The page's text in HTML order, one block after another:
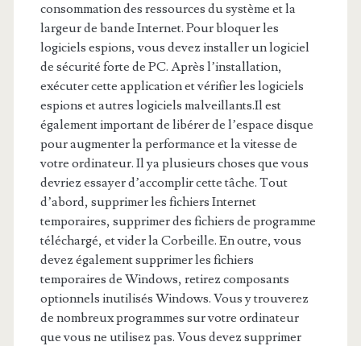
consommation des ressources du système et la
largeur de bande Internet. Pour bloquer les
logiciels espions, vous devez installer un logiciel
de sécurité forte de PC. Après l’installation,
exécuter cette application et vérifier les logiciels
espions et autres logiciels malveillants.Il est
également important de libérer de l’espace disque
pour augmenter la performance et la vitesse de
votre ordinateur. Il ya plusieurs choses que vous
devriez essayer d’accomplir cette tâche. Tout
d’abord, supprimer les fichiers Internet
temporaires, supprimer des fichiers de programme
téléchargé, et vider la Corbeille. En outre, vous
devez également supprimer les fichiers
temporaires de Windows, retirez composants
optionnels inutilisés Windows. Vous y trouverez
de nombreux programmes sur votre ordinateur
que vous ne utilisez pas. Vous devez supprimer